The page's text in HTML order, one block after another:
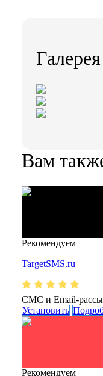
Галерея
Вам
Рекомендуем
TargetSMS.ru
СМС и Email-
Установить
Рекомендуем